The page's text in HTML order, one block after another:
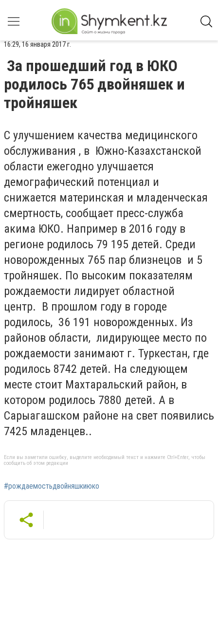
16:29, 16 января 2017 г.
За прошедший год в ЮКО
родилось 765 двойняшек и
тройняшек
С улучшением качества медицинского
обслуживания , в Южно-Казахстанской
области ежегодно улучшается
демографический потенциал и
снижается материнская и младенческая
смертность, сообщает пресс-служба
акима ЮКО. Например в 2016 году в
регионе родилось 79 195 детей. Среди
новорожденных 765 пар близнецов и 5
тройняшек. По высоким показателям
рождаемости лидирует областной
центр. В прошлом году в городе
родилось, 36 191 новорожденных. Из
районов области, лидирующее место по
рождаемости занимают г. Туркестан, где
родилось 8742 детей. На следующем
месте стоит Махтаральский район, в
котором родилось 7880 детей. А в
Сарыагашском районе на свет появились
7425 младенцев..
Если вы заметили ошибку, выделите необходимый текст и нажмите Ctrl+Enter, чтобы
сообщить об этом редакции
#рождаемостьдвойняшкиюко